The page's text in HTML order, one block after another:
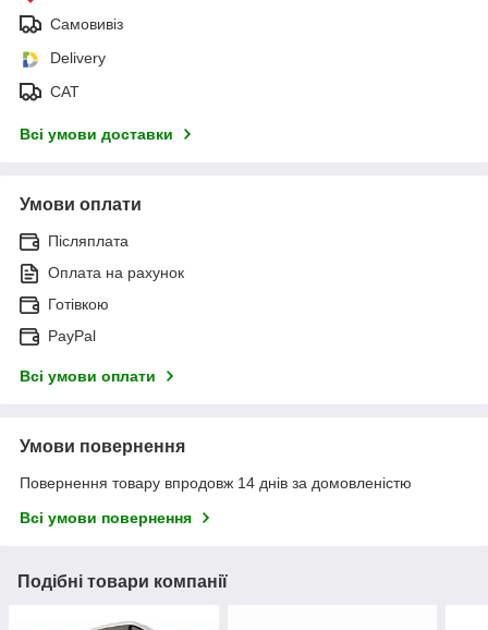
Самовивіз
Delivery
САТ
Всі умови доставки
Умови оплати
Післяплата
Оплата на рахунок
Готівкою
PayPal
Всі умови оплати
Умови повернення
Повернення товару впродовж 14 днів за домовленістю
Всі умови повернення
Подібні товари компанії